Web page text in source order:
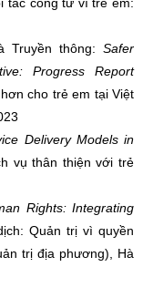
Truyền thông: Safer
Progress Report
cho trẻ em tại Việt
Delivery Models in
vụ thân thiện với trẻ
Rights: Integrating
Quản trị vì quyền
trị địa phương), Hà